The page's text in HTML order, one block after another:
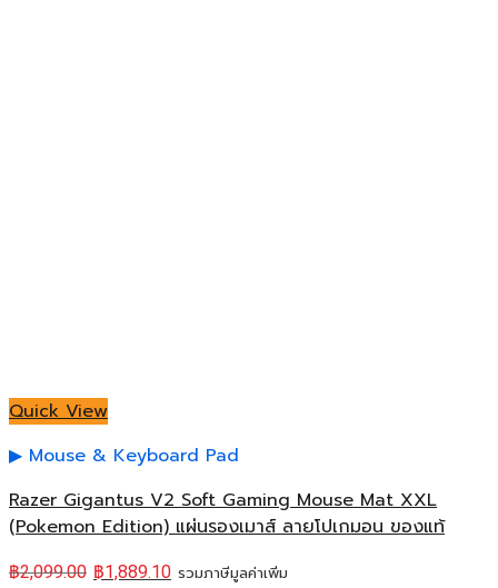
Quick View
Mouse & Keyboard Pad
Razer Gigantus V2 Soft Gaming Mouse Mat XXL
(Pokemon Edition) แผ่นรองเมาส์ ลายโปเกมอน ของแท้
฿2,099.00 ฿1,889.10 รวมภาษีมูลค่าเพิ่ม